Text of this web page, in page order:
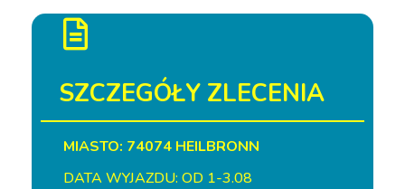
SZCZEGÓŁY ZLECENIA
MIASTO: 74074 HEILBRONN
DATA WYJAZDU: OD 1-3.08